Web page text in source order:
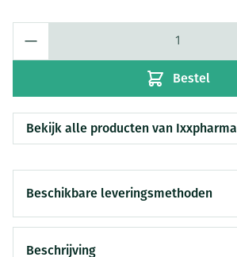
Bestel
Bekijk alle producten van Ixxpharma
Beschikbare leveringsmethoden
Beschrijving